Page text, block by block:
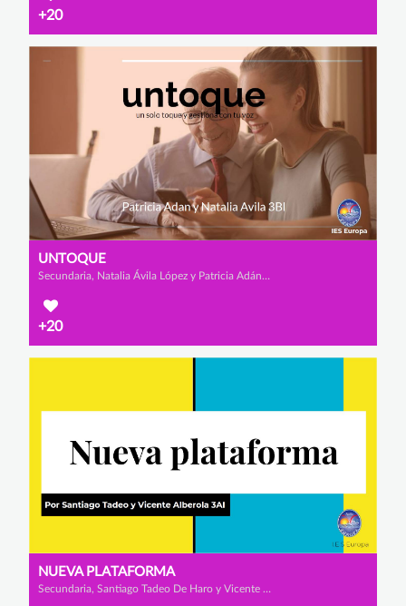
+20
UNTOQUE
Secundaria, Natalia Ávila López y Patricia Adán Sánchez-Fortún
+20
NUEVA PLATAFORMA
Secundaria, Santiago Tadeo De Haro y Vicente Alberola Rodríguez